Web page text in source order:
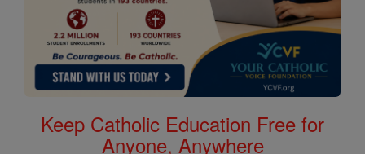
Keep Catholic Education Free for
Anyone, Anywhere